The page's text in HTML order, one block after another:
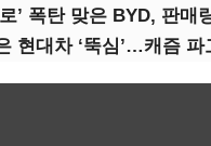
’ 폭탄 맞은 BYD, 판매